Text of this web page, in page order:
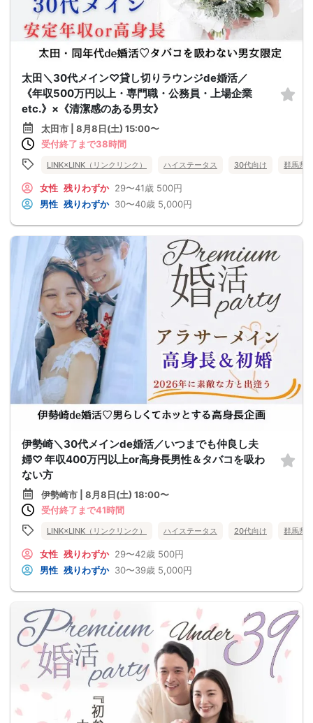
太田＼30代メイン♡貸し切りラウンジde婚活／
《年収500万円以上・専門職・公務員・上場企業
etc.》×《清潔感のある男女》
太田市 | 8月8日(土) 15:00〜
受付終了まで38時間
LINK×LINK（リンクリンク） ハイステータス 30代向け 群馬県
女性 残りわずか 29〜41歳 500円
男性 残りわずか 30〜40歳 5,000円
伊勢崎＼30代メインde婚活／いつまでも仲良し夫
婦♡ 年収400万円以上or高身長男性＆タバコを吸わ
ない方
伊勢崎市 | 8月8日(土) 18:00〜
受付終了まで41時間
LINK×LINK（リンクリンク） ハイステータス 20代向け 群馬県
女性 残りわずか 29〜42歳 500円
男性 残りわずか 30〜39歳 5,000円